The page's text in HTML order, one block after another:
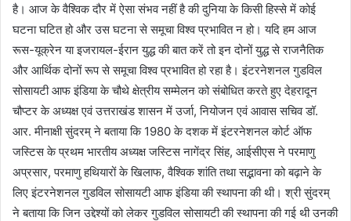
है। आज के वैश्विक दौर में ऐसा संभव नहीं है की दुनिया के किसी हिस्से में कोई
घटना घटित हो और उस घटना से समूचा विश्व प्रभावित न हो। यदि हम आज
रूस-यूक्रेन या इजरायल-ईरान युद्ध की बात करें तो इन दोनों युद्ध से राजनैतिक
और आर्थिक दोनों रूप से समूचा विश्व प्रभावित हो रहा है। इंटरनेशनल गुडविल
सोसायटी आफ इंडिया के चौथे क्षेत्रीय सम्मेलन को संबोधित करते हुए देहरादून
चौप्टर के अध्यक्ष एवं उत्तराखंड शासन में उर्जा, नियोजन एवं आवास सचिव डॉ.
आर. मीनाक्षी सुंदरम् ने बताया कि 1980 के दशक में इंटरनेशनल कोर्ट ऑफ
जस्टिस के प्रथम भारतीय अध्यक्ष जस्टिस नागेंद्र सिंह, आईसीएस ने परमाणु
अप्रसार, परमाणु हथियारों के खिलाफ, वैश्विक शांति तथा सद्भावना को बढ़ाने के
लिए इंटरनेशनल गुडविल सोसायटी आफ इंडिया की स्थापना की थी। श्री सुंदरम्
ने बताया कि जिन उद्देश्यों को लेकर गुडविल सोसायटी की स्थापना की गई थी उनकी